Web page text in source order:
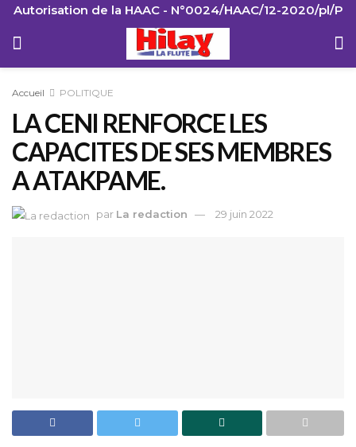
Autorisation de la HAAC - N°0024/HAAC/12-2020/pl/P
Accueil POLITIQUE
LA CENI RENFORCE LES
CAPACITES DE SES MEMBRES
A ATAKPAME.
par La redaction 29 juin 2022